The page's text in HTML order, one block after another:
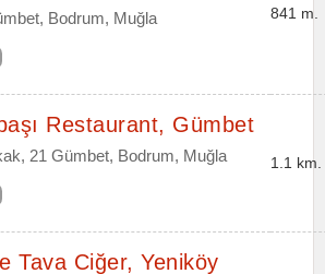
Bodrum, Muğla 841 m.
Restaurant, Gümbet
21 Gümbet, Bodrum, Muğla 1.1 km.
Tava Ciğer, Yeniköy